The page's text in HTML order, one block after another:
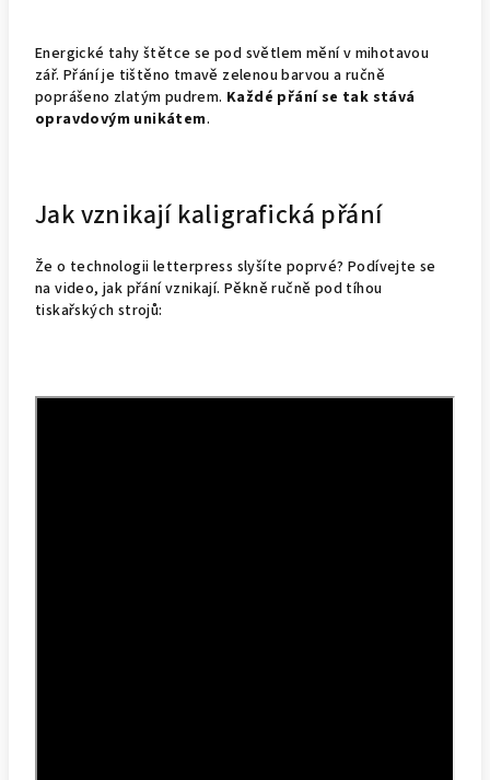
Energické tahy štětce se pod světlem mění v mihotavou
zář. Přání je tištěno tmavě zelenou barvou a ručně
poprášeno zlatým pudrem. Každé přání se tak stává
opravdovým unikátem.
Jak vznikají kaligrafická přání
Že o technologii letterpress slyšíte poprvé? Podívejte se
na video, jak přání vznikají. Pěkně ručně pod tíhou
tiskařských strojů: